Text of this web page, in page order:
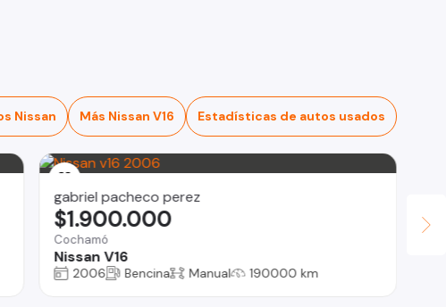
Nissan Más Nissan V16 Estadísticas de autos usados
gabriel pacheco perez
Cochamó
Nissan V16
$1.900.000
2006 Bencina Manual 190000 km